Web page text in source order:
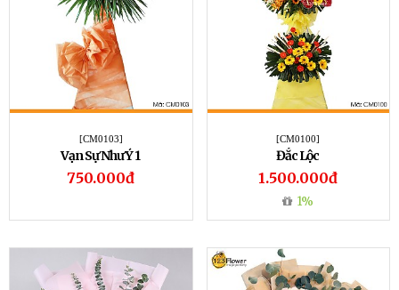
[CM0103]
Vạn Sự Như Ý 1
750.000đ
[CM0100]
Đắc Lộc
1.500.000đ
1%